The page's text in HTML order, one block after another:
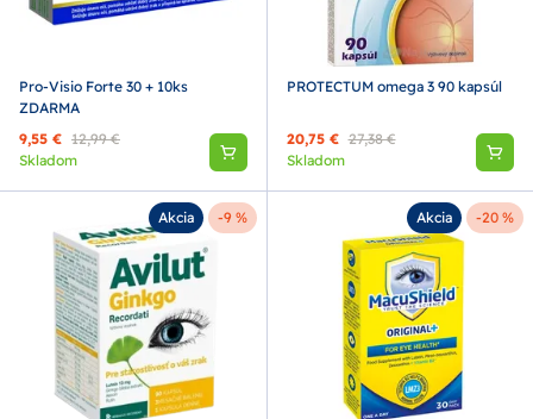
Pro-Visio Forte 30 + 10ks
ZDARMA
9,55 € 12,99 €
Skladom
PROTECTUM omega 3 90 kapsúl
20,75 € 27,38 €
Skladom
Akcia -9 % Akcia -20 %